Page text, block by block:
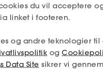
du vil acceptere
linket i footeren.
og andre teknologier til
og
Data Site sikrer vi